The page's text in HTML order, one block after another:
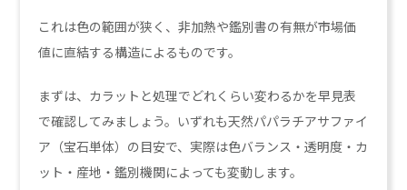
これは色の範囲が狭く、非加熱や鑑別書の有無が市場価
値に直結する構造によるものです。
まずは、カラットと処理でどれくらい変わるかを早見表
で確認してみましょう。いずれも天然パパラチアサファイ
ア（宝石単体）の目安で、実際は色バランス・透明度・カ
ット・産地・鑑別機関によっても変動します。